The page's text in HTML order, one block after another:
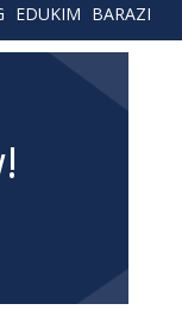
EDUKIM BARAZI